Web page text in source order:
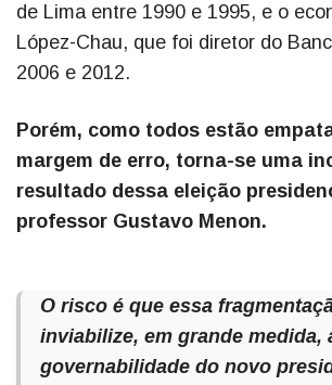
de Lima entre 1990 e 1995, e o
López-Chau, que foi diretor do
2006 e 2012.
Porém, como todos estão
margem de erro, torna-se uma
resultado dessa eleição
professor Gustavo Menon.
O risco é que essa
inviabilize, em grande medida,
governabilidade do novo